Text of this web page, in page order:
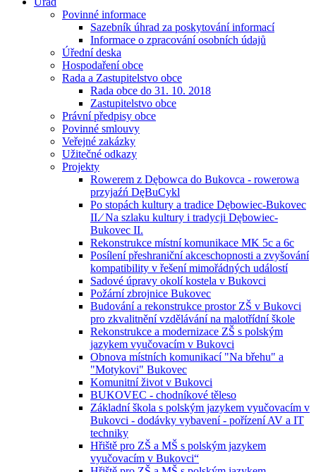
Povinné informace
Sazebník úhrad za poskytování informací
Informace o zpracování osobních údajů
Úřední deska
Hospodaření obce
Rada a Zastupitelstvo obce
Rada obce do 31. 10. 2018
Zastupitelstvo obce
Právní předpisy obce
Povinné smlouvy
Veřejné zakázky
Užitečné odkazy
Projekty
Rowerem z Dębowca do Bukovca - rowerowa
przyjaźń DęBuCykl
Po stopách kultury a tradice Dębowiec-Bukovec
II.⁄ Na szlaku kultury i tradycji Dębowiec-
Bukovec II.
Rekonstrukce místní komunikace MK 5c a 6c
Posílení přeshraniční akceschopnosti a zvyšování
kompatibility v řešení mimořádných událostí
Sadové úpravy okolí kostela v Bukovci
Požární zbrojnice Bukovec
Budování a rekonstrukce prostor ZŠ v Bukovci
pro zkvalitnění vzdělávání na malotřídní škole
Rekonstrukce a modernizace ZŠ s polským
jazykem vyučovacím v Bukovci
Obnova místních komunikací "Na břehu" a
"Motykovi" Bukovec
Komunitní život v Bukovci
BUKOVEC - chodníkové těleso
Základní škola s polským jazykem vyučovacím v
Bukovci - dodávky vybavení - pořízení AV a IT
techniky
Hřiště pro ZŠ a MŠ s polským jazykem
vyučovacím v Bukovci“